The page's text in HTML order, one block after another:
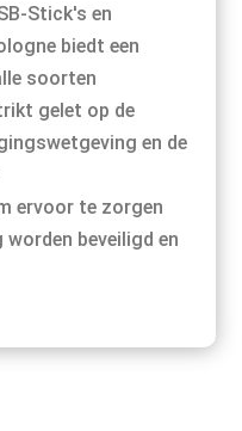
Stick's en
biedt een
soorten
gelet op de
en de
ervoor te zorgen
beveiligd en